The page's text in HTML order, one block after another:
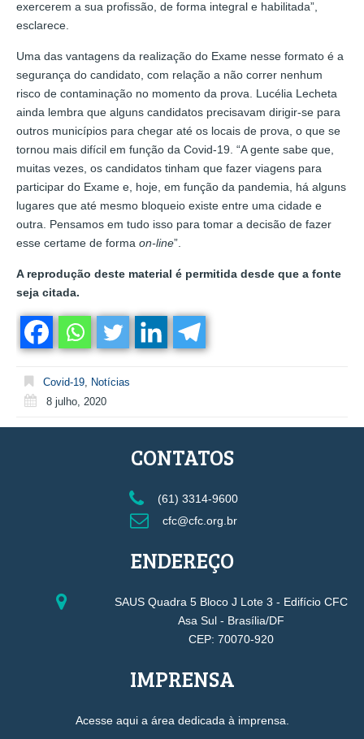
exercerem a sua profissão, de forma integral e habilitada”,
esclarece.
Uma das vantagens da realização do Exame nesse formato é a
segurança do candidato, com relação a não correr nenhum
risco de contaminação no momento da prova. Lucélia Lecheta
ainda lembra que alguns candidatos precisavam dirigir-se para
outros municípios para chegar até os locais de prova, o que se
tornou mais difícil em função da Covid-19. “A gente sabe que,
muitas vezes, os candidatos tinham que fazer viagens para
participar do Exame e, hoje, em função da pandemia, há alguns
lugares que até mesmo bloqueio existe entre uma cidade e
outra. Pensamos em tudo isso para tomar a decisão de fazer
esse certame de forma on-line”.
A reprodução deste material é permitida desde que a fonte
seja citada.
Covid-19 Notícias
8 julho, 2020
CONTATOS
(61) 3314-9600
cfc@cfc.org.br
ENDEREÇO
SAUS Quadra 5 Bloco J Lote 3 - Edifício CFC
Asa Sul - Brasília/DF
CEP: 70070-920
IMPRENSA
Acesse aqui a área dedicada à imprensa.